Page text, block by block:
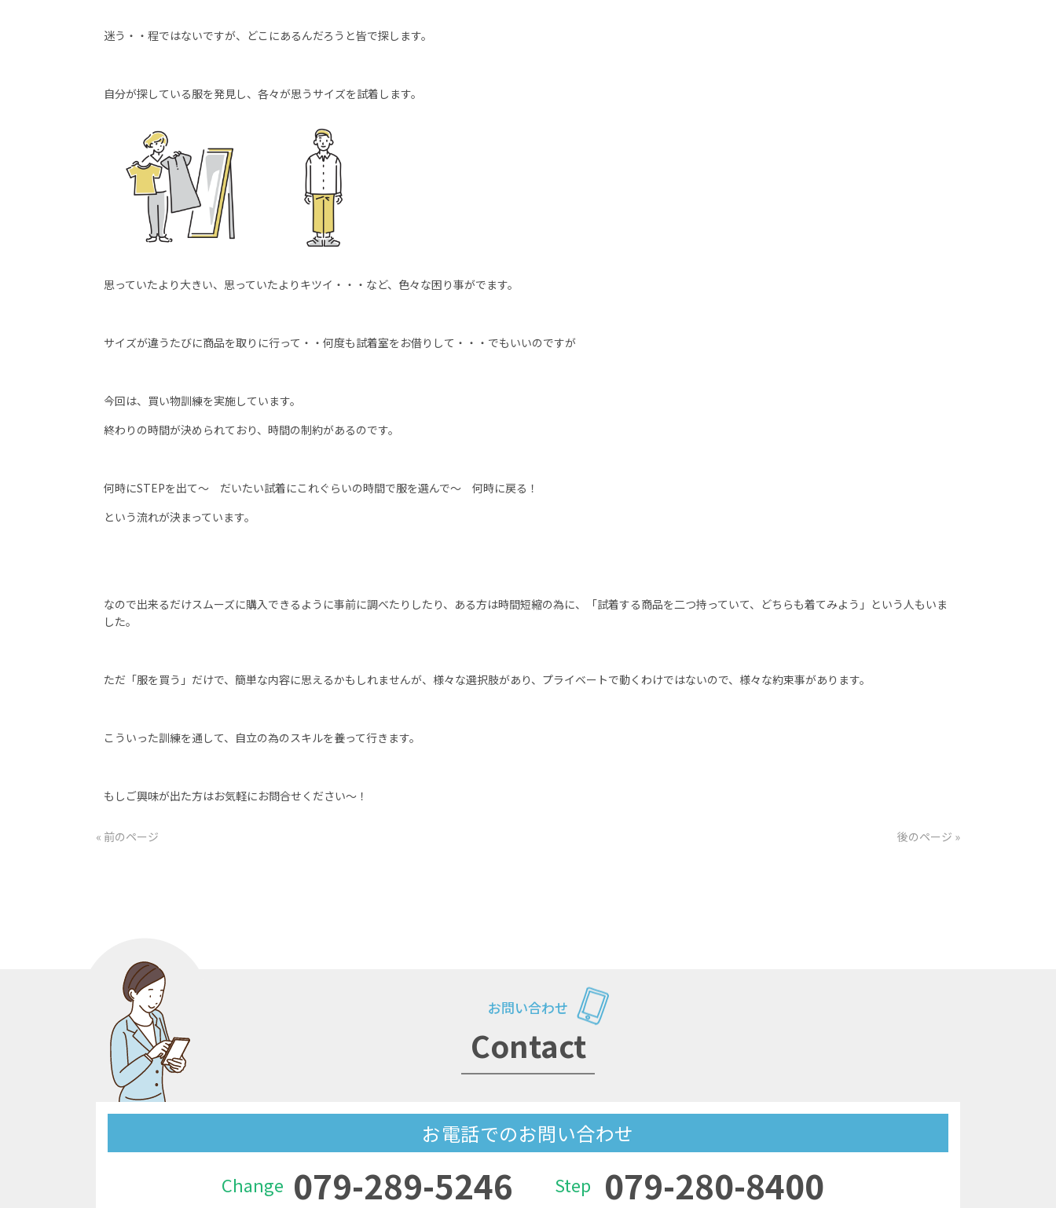
迷う・・程ではないですが、どこにあるんだろうと皆で探します。
自分が探している服を発見し、各々が思うサイズを試着します。
思っていたより大きい、思っていたよりキツイ・・・など、色々な困り事がでます。
サイズが違うたびに商品を取りに行って・・何度も試着室をお借りして・・・でもいいのですが
今回は、買い物訓練を実施しています。
終わりの時間が決められており、時間の制約があるのです。
何時にSTEPを出て～ だいたい試着にこれぐらいの時間で服を選んで～ 何時に戻る！
という流れが決まっています。
なので出来るだけスムーズに購入できるように事前に調べたりしたり、ある方は時間短縮の為に、「試着する商品を二つ持っていて、どちらも着てみよう」という人もいま
した。
ただ「服を買う」だけで、簡単な内容に思えるかもしれませんが、様々な選択肢があり、プライベートで動くわけではないので、様々な約束事があります。
こういった訓練を通して、自立の為のスキルを養って行きます。
もしご興味が出た方はお気軽にお問合せください～！
« 前のページ 後のページ »
お問い合わせ
Contact
お電話でのお問い合わせ
Change 079-289-5246 Step 079-280-8400